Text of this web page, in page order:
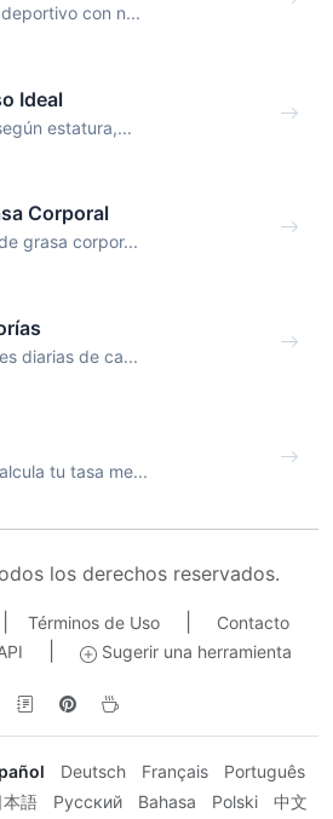
con n...
Ideal
estatura,...
Corporal
grasa corpor...
diarias de ca...
tu tasa me...
los derechos reservados.
Términos de Uso Contacto
Sugerir una herramienta
Deutsch Français
Português
本語 Русский Bahasa Polski 中文